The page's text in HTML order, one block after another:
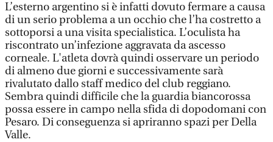
L’esterno argentino si è infatti dovuto fermare a causa
di un serio problema a un occhio che l’ha costretto a
sottoporsi a una visita specialistica. L’oculista ha
riscontrato un’infezione aggravata da ascesso
corneale. L'atleta dovrà quindi osservare un periodo
di almeno due giorni e successivamente sarà
rivalutato dallo staff medico del club reggiano.
Sembra quindi difficile che la guardia biancorossa
possa essere in campo nella sfida di dopodomani con
Pesaro. Di conseguenza si apriranno spazi per Della
Valle.